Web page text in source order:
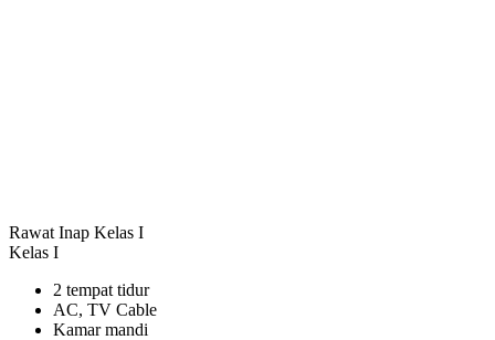
Rawat Inap Kelas I
Kelas I
2 tempat tidur
AC, TV Cable
Kamar mandi